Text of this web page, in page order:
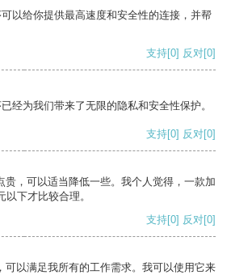
以给你提供最高速度和安全性的连接，并帮
支持[0] 反对[0]
经为我们带来了无限的隐私和安全性保护。
支持[0] 反对[0]
贵，可以适当降低一些。我个人觉得，一款加
下才比较合理。
支持[0] 反对[0]
可以满足我所有的工作需求。我可以使用它来